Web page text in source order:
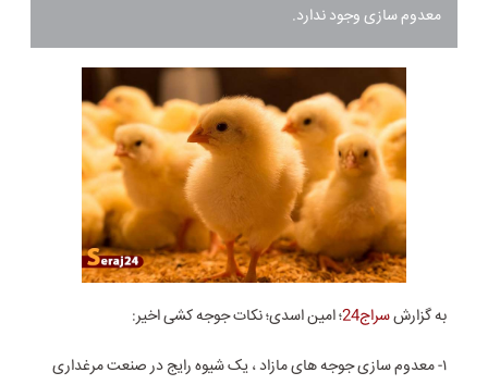
معدوم سازی وجود ندارد.
به گزارشسراج24
؛ امین اسدی؛ نکات جوجه کشی اخیر:
۱- معدوم سازی جوجه های مازاد ، یک شیوه رایج در صنعت مرغداری